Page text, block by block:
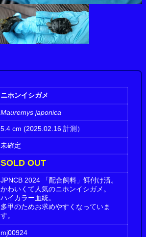
ニホンイシガメ
Mauremys japonica
5.4 cm (2025.02.16 計測）
未確定
SOLD OUT
JPNCB 2024 「配合飼料」餌付け済。
かわいくて人気のニホンイシガメ。
ハイカラー血統。
多甲のためお求めやすくなっていま
す。
mj00924